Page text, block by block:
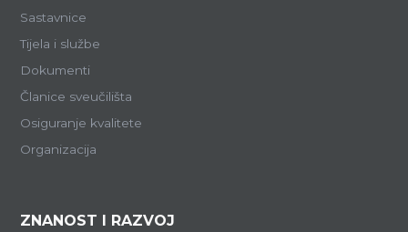
Sastavnice
Tijela i službe
Dokumenti
Članice sveučilišta
Osiguranje kvalitete
Organizacija
ZNANOST I RAZVOJ